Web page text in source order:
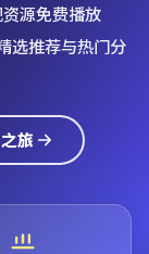
源免费播放
选推荐与热门分
旅